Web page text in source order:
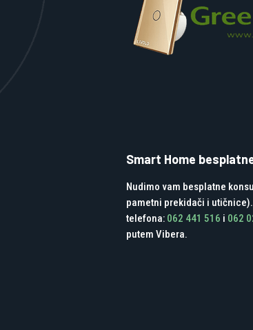
Smart Home
Nudimo vam besplatne
pametni prekidači i
telefona: 062 441 516 i 062
putem Vibera.